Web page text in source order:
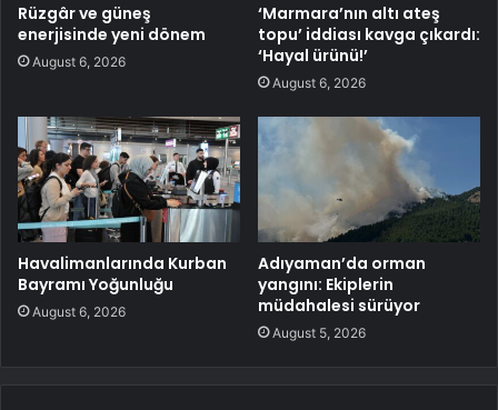
Rüzgâr ve güneş
enerjisinde yeni dönem
August 6, 2026
‘Marmara’nın altı ateş
topu’ iddiası kavga çıkardı:
‘Hayal ürünü!’
August 6, 2026
Havalimanlarında Kurban
Bayramı Yoğunluğu
August 6, 2026
Adıyaman’da orman
yangını: Ekiplerin
müdahalesi sürüyor
August 5, 2026